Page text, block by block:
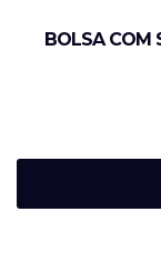
BOLSA COM